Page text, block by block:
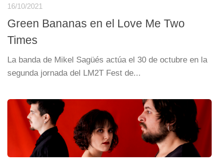
16/10/2021
Green Bananas en el Love Me Two
Times
La banda de Mikel Sagüés actúa el 30 de octubre en la
segunda jornada del LM2T Fest de...